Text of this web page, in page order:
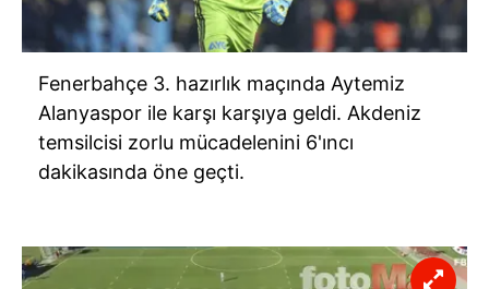
Fenerbahçe 3. hazırlık maçında Aytemiz
Alanyaspor ile karşı karşıya geldi. Akdeniz
temsilcisi zorlu mücadelenini 6'ıncı
dakikasında öne geçti.